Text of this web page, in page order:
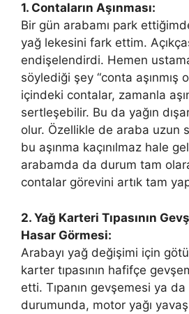
1. Contaların Aşınması:
Bir gün arabamı park
yağ lekesini fark ettim.
endişelendirdi. Hemen
söylediği şey “conta aşınmış
içindeki contalar, zamanla
sertleşebilir. Bu da yağın
olur. Özellikle de araba uzun
bu aşınma kaçınılmaz hale
arabamda da durum tam
contalar görevini artık tam
2. Yağ Karteri Tıpasının
Hasar Görmesi:
Arabayı yağ değişimi için
karter tıpasının hafifçe
etti. Tıpanın gevşemesi ya
durumunda, motor yağı